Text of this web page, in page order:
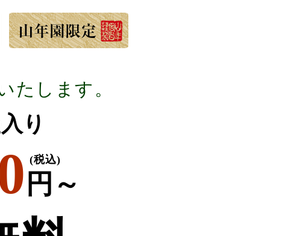
たします。
り
円～
(税込)